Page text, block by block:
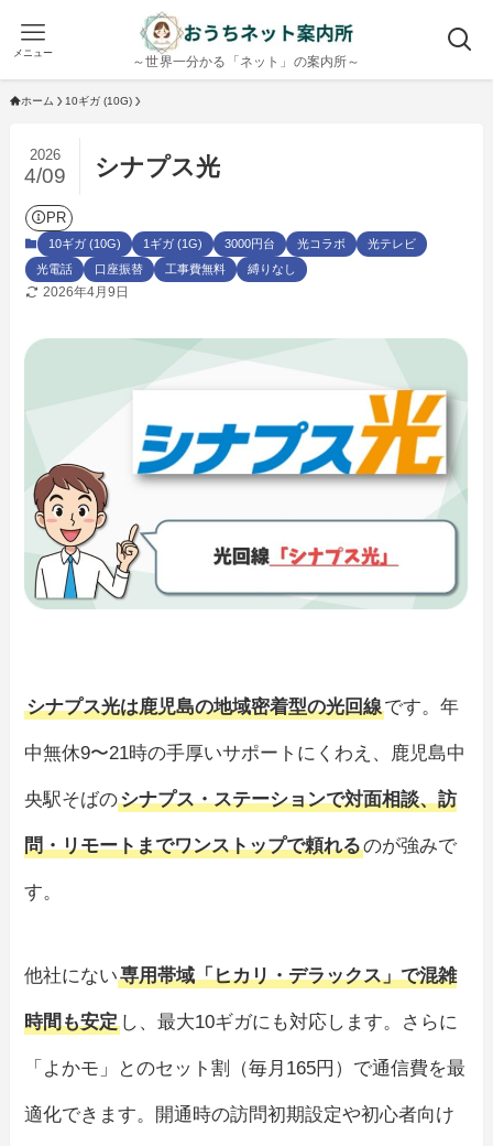
～世界一分かる「ネット」の案内所～
メニュー
ホーム 10ギガ (10G)
シナプス光
2026
4/09
PR
10ギガ (10G) 1ギガ (1G) 3000円台 光コラボ
光テレビ
光電話
口座振替 工事費無料 縛りなし
2026年4月9日
シナプス光は鹿児島の地域密着型の光回線です。年
中無休9〜21時の手厚いサポートにくわえ、鹿児島中
央駅そばのシナプス・ステーションで対面相談、訪
問・リモートまでワンストップで頼れるのが強みで
す。
他社にない専用帯域「ヒカリ・デラックス」で混雑
時間も安定 し、最大10ギガにも対応します。さらに
「よかモ」とのセット割（毎月165円）で通信費を最
適化できます。開通時の訪問初期設定や初心者向け